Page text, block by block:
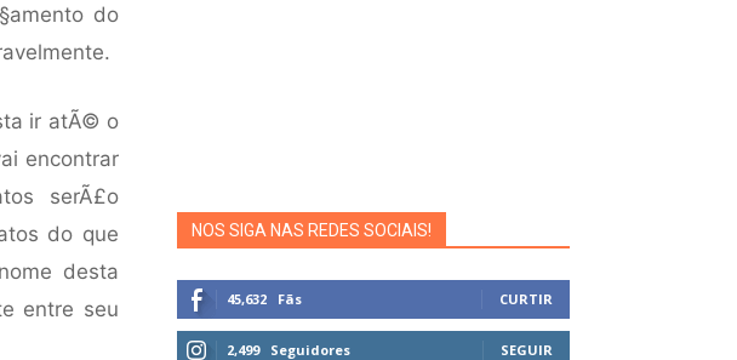
do
ir atÃ© o
encontrar
serÃ£o
do que
desta
entre seu
NOS SIGA NAS REDES SOCIAIS!
45,632 Fãs CURTIR
2,499 Seguidores SEGUIR